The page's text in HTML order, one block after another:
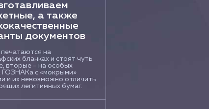
а также
документов
печатаются на
бланках и стоят чуть
вторые – на особых
ГОЗНАКа с «мокрыми»
и их невозможно отличить
легитимных бумаг.